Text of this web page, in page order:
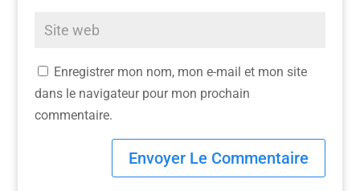
Enregistrer mon nom, mon e-mail et mon site
dans le navigateur pour mon prochain
commentaire.